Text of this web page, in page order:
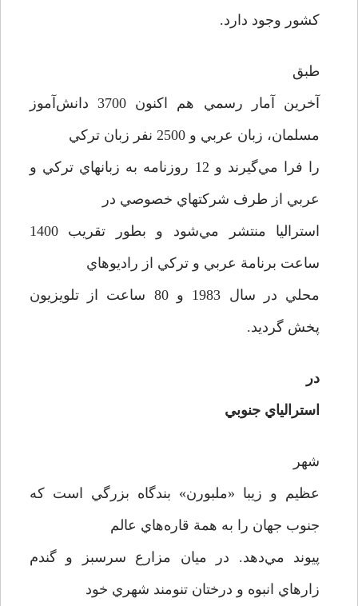
کشور وجود دارد.
طبق
آخرين آمار رسمي هم اکنون 3700 دانش‌آموز
مسلمان، زبان عربي و 2500 نفر زبان ترکي
را فرا مي‌گيرند و 12 روزنامه به زبانهاي ترکي و
عربي از طرف شرکتهاي خصوصي در
استراليا منتشر مي‌شود و بطور تقريب 1400
ساعت برنامة عربي و ترکي از راديوهاي
محلي در سال 1983 و 80 ساعت از تلويزيون
پخش گرديد.
در
استرالياي جنوبي
شهر
عظيم و زيبا «ملبورن» بندگاه بزرگي است که
جنوب جهان را به همة قاره‌هاي عالم
پيوند مي‌دهد. در ميان مزارع سرسبز و گندم
زارهاي انبوه و درختان تنومند شهري خود